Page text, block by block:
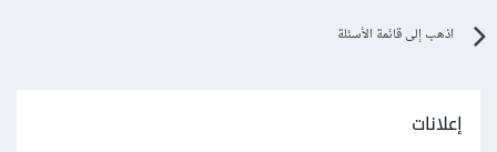
اذهب إلى قائمة الأسئلة
إعلانات